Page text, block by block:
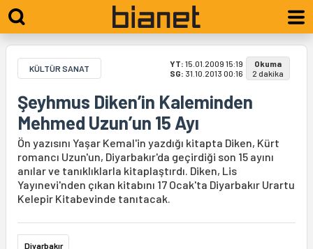
KÜLTÜR SANAT YT: 15.01.2009 15:19
SG: 31.10.2013 00:16
Okuma
2 dakika
Şeyhmus Diken’in Kaleminden
Mehmed Uzun’un 15 Ayı
Ön yazısını Yaşar Kemal'in yazdığı kitapta Diken, Kürt
romancı Uzun'un, Diyarbakır'da geçirdiği son 15 ayını
anılar ve tanıklıklarla kitaplaştırdı. Diken, Lis
Yayınevi'nden çıkan kitabını 17 Ocak'ta Diyarbakır Urartu
Kelepir Kitabevinde tanıtacak.
Diyarbakır